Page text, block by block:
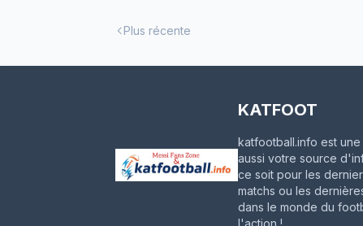
Plus récente
KATFOOT
katfootball.info est
aussi votre source
ce soit pour les
matchs ou les
dans le monde du
l'action !